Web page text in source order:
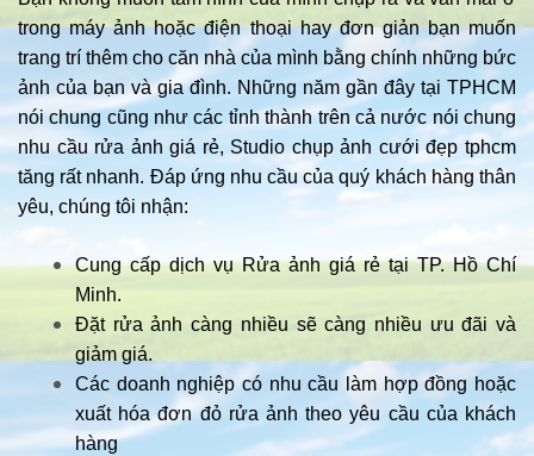
trong máy ảnh hoặc điện thoại hay đơn giản bạn muốn
trang trí thêm cho căn nhà của mình bằng chính những bức
ảnh của bạn và gia đình. Những năm gần đây tại TPHCM
nói chung cũng như các tỉnh thành trên cả nước nói chung
nhu cầu rửa ảnh giá rẻ, Studio chụp ảnh cưới đẹp tphcm
tăng rất nhanh. Đáp ứng nhu cầu của quý khách hàng thân
yêu, chúng tôi nhận:
Cung cấp dịch vụ Rửa ảnh giá rẻ tại TP. Hồ Chí
Minh.
Đặt rửa ảnh càng nhiều sẽ càng nhiều ưu đãi và
giảm giá.
Các doanh nghiệp có nhu cầu làm hợp đồng hoặc
xuất hóa đơn đỏ rửa ảnh theo yêu cầu của khách
hàng